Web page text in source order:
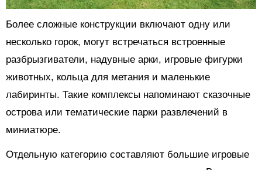
Более сложные конструкции включают одну или
несколько горок, могут встречаться встроенные
разбрызгиватели, надувные арки, игровые фигурки
животных, кольца для метания и маленькие
лабиринты. Такие комплексы напоминают сказочные
острова или тематические парки развлечений в
миниатюре.
Отдельную категорию составляют большие игровые